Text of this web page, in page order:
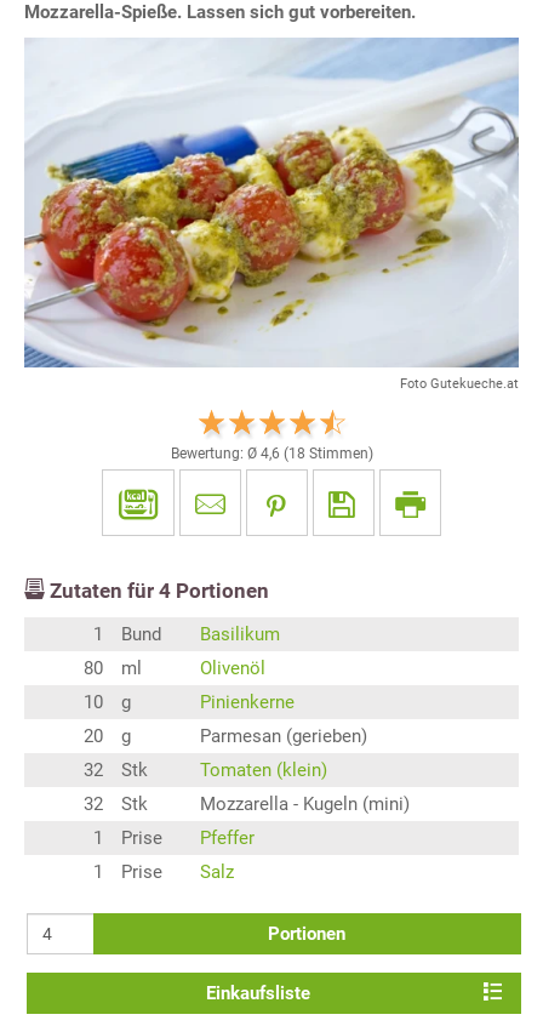
Mozzarella-Spieße. Lassen sich gut vorbereiten.
Foto Gutekueche.at
Bewertung: Ø 4,6 (18 Stimmen)
Zutaten für 4 Portionen
1 Bund
Basilikum
80
ml
Olivenöl
10
g
Pinienkerne
20
g
Parmesan (gerieben)
32
Stk
Tomaten (klein)
32
Stk
Mozzarella - Kugeln (mini)
1
Prise
Pfeffer
1
Prise Salz
Portionen
Einkaufsliste